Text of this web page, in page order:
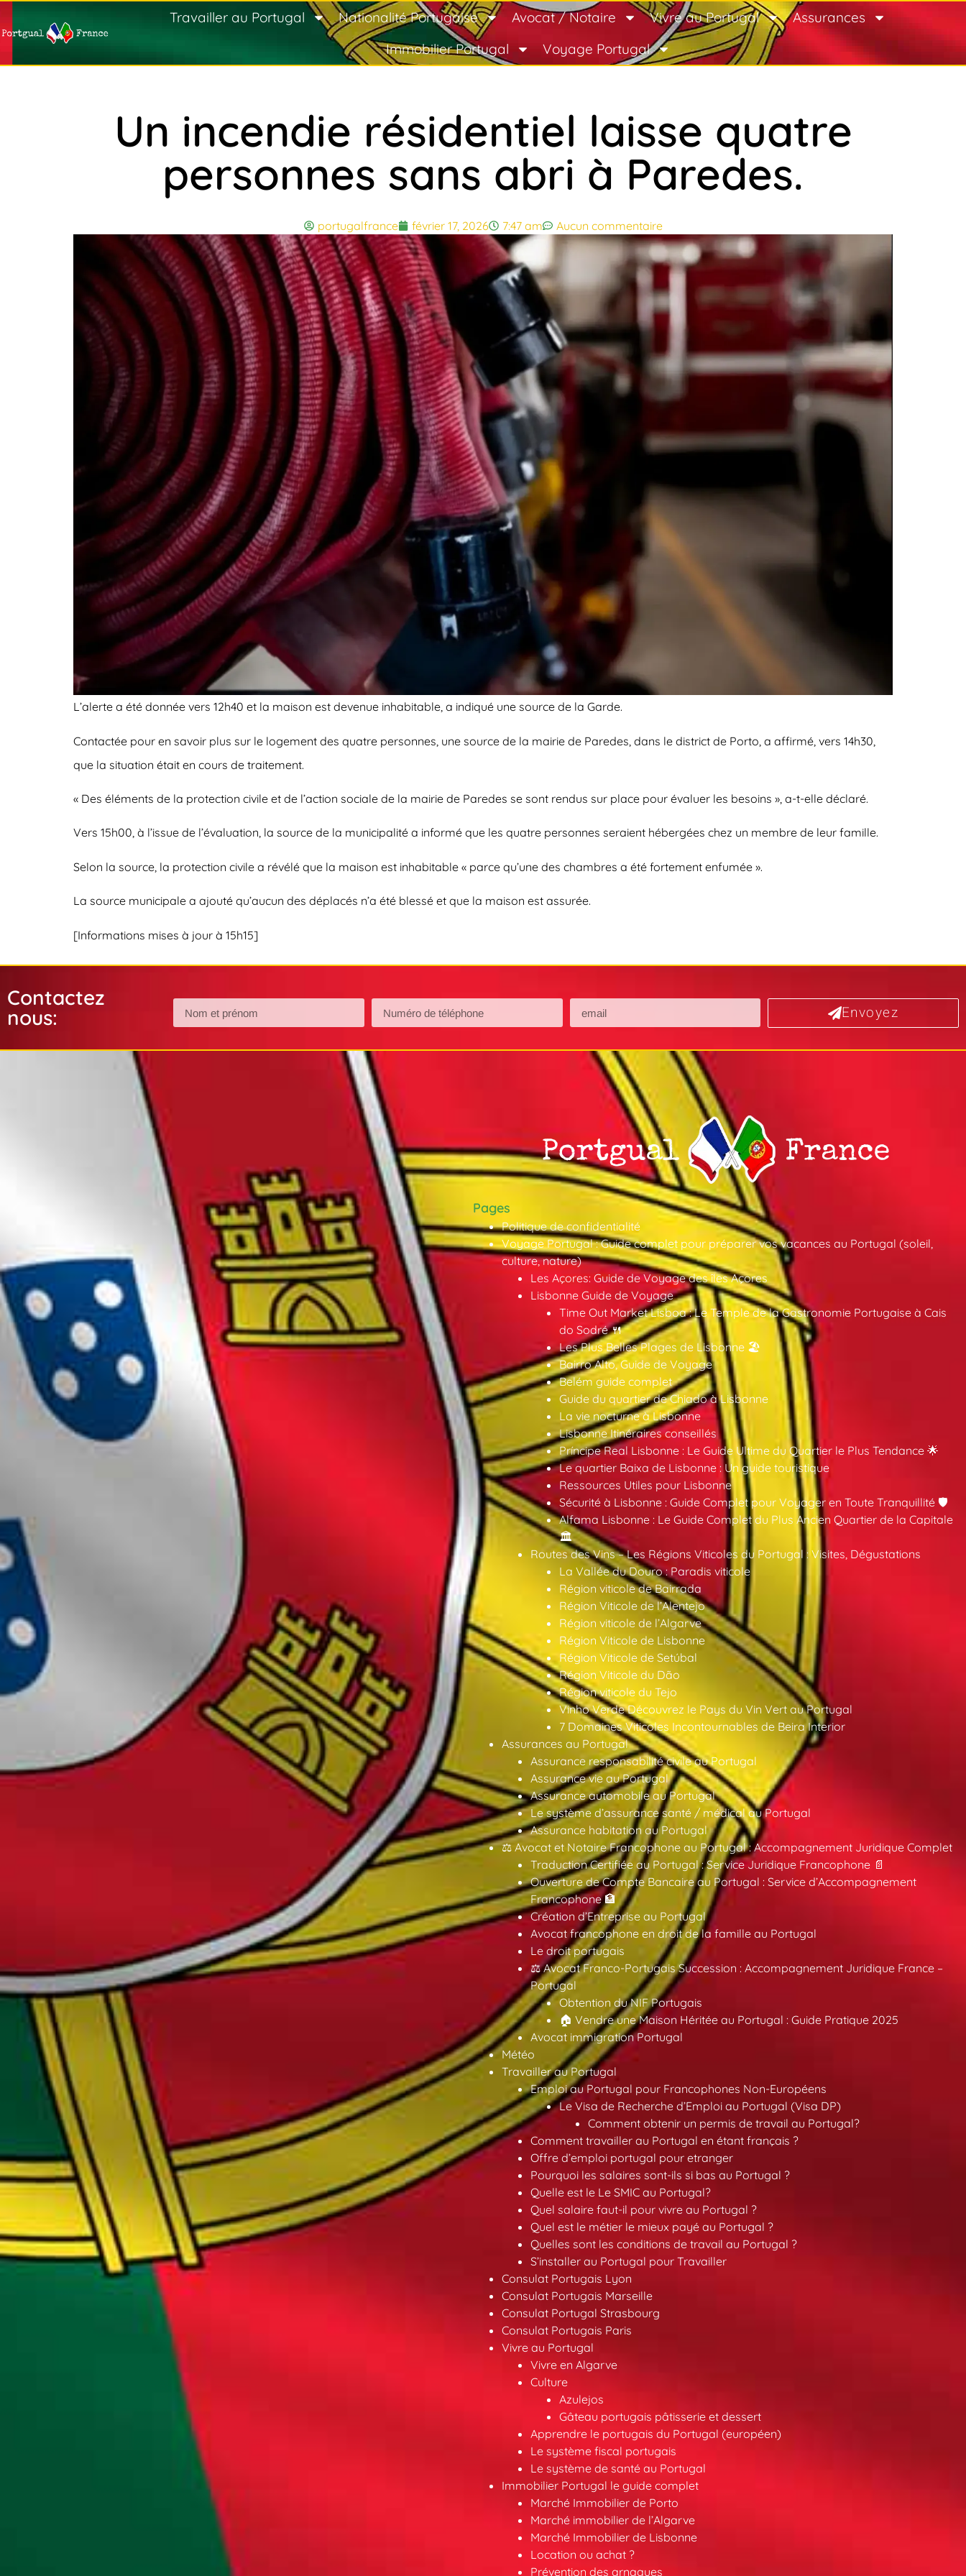
Travailler au Portugal Nationalité Portugaise Avocat / Notaire Vivre au Portugal
Assurances
Immobilier Portugal
Voyage Portugal
Un incendie résidentiel laisse quatre
personnes sans abri à Paredes.
portugalfrance février 17, 2026 7:47 am Aucun commentaire
L’alerte a été donnée vers 12h40 et la maison est devenue inhabitable, a indiqué une source de la Garde.
Contactée pour en savoir plus sur le logement des quatre personnes, une source de la mairie de Paredes, dans le district de Porto, a affirmé, vers 14h30,
que la situation était en cours de traitement.
« Des éléments de la protection civile et de l’action sociale de la mairie de Paredes se sont rendus sur place pour évaluer les besoins », a-t-elle déclaré.
Vers 15h00, à l’issue de l’évaluation, la source de la municipalité a informé que les quatre personnes seraient hébergées chez un membre de leur famille.
Selon la source, la protection civile a révélé que la maison est inhabitable « parce qu’une des chambres a été fortement enfumée ».
La source municipale a ajouté qu’aucun des déplacés n’a été blessé et que la maison est assurée.
[Informations mises à jour à 15h15]
Contactez
nous:
Envoyez
Pages
Politique de confidentialité
Voyage Portugal : Guide complet pour préparer vos vacances au Portugal (soleil,
culture, nature)
Les Açores: Guide de Voyage des îles Açores
Lisbonne Guide de Voyage
Time Out Market Lisboa : Le Temple de la Gastronomie Portugaise à Cais
do Sodré 🍴
Les Plus Belles Plages de Lisbonne 🏖️
Bairro Alto, Guide de Voyage
Belém guide complet
Guide du quartier de Chiado à Lisbonne
La vie nocturne à Lisbonne
Lisbonne Itinéraires conseillés
Príncipe Real Lisbonne : Le Guide Ultime du Quartier le Plus Tendance 🌟
Le quartier Baixa de Lisbonne : Un guide touristique
Ressources Utiles pour Lisbonne
Sécurité à Lisbonne : Guide Complet pour Voyager en Toute Tranquillité 🛡️
Alfama Lisbonne : Le Guide Complet du Plus Ancien Quartier de la Capitale
🏛️
Routes des Vins – Les Régions Viticoles du Portugal : Visites, Dégustations
La Vallée du Douro : Paradis viticole
Région viticole de Bairrada
Région Viticole de l’Alentejo
Région viticole de l’Algarve
Région Viticole de Lisbonne
Région Viticole de Setúbal
Région Viticole du Dão
Région viticole du Tejo
Vinho Verde Découvrez le Pays du Vin Vert au Portugal
7 Domaines Viticoles Incontournables de Beira Interior
Assurances au Portugal
Assurance responsabilité civile au Portugal
Assurance vie au Portugal
Assurance automobile au Portugal
Le système d’assurance santé / médical au Portugal
Assurance habitation au Portugal
⚖️ Avocat et Notaire Francophone au Portugal : Accompagnement Juridique Complet
Traduction Certifiée au Portugal : Service Juridique Francophone 📄
Ouverture de Compte Bancaire au Portugal : Service d’Accompagnement
Francophone 🏦
Création d’Entreprise au Portugal
Avocat francophone en droit de la famille au Portugal
Le droit portugais
⚖️ Avocat Franco-Portugais Succession : Accompagnement Juridique France –
Portugal
Obtention du NIF Portugais
🏠 Vendre une Maison Héritée au Portugal : Guide Pratique 2025
Avocat immigration Portugal
Météo
Travailler au Portugal
Emploi au Portugal pour Francophones Non-Européens
Le Visa de Recherche d’Emploi au Portugal (Visa DP)
Comment obtenir un permis de travail au Portugal?
Comment travailler au Portugal en étant français ?
Offre d’emploi portugal pour etranger
Pourquoi les salaires sont-ils si bas au Portugal ?
Quelle est le Le SMIC au Portugal?
Quel salaire faut-il pour vivre au Portugal ?
Quel est le métier le mieux payé au Portugal ?
Quelles sont les conditions de travail au Portugal ?
S’installer au Portugal pour Travailler
Consulat Portugais Lyon
Consulat Portugais Marseille
Consulat Portugal Strasbourg
Consulat Portugais Paris
Vivre au Portugal
Vivre en Algarve
Culture
Azulejos
Gâteau portugais pâtisserie et dessert
Apprendre le portugais du Portugal (européen)
Le système fiscal portugais
Le système de santé au Portugal
Immobilier Portugal le guide complet
Marché Immobilier de Porto
Marché immobilier de l’Algarve
Marché Immobilier de Lisbonne
Location ou achat ?
Prévention des arnaques